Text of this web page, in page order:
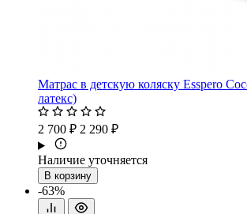
Матрас в детскую коляску Esspero
латекс)
2 700 ₽ 2 290 ₽
Наличие уточняется
В корзину
-63%